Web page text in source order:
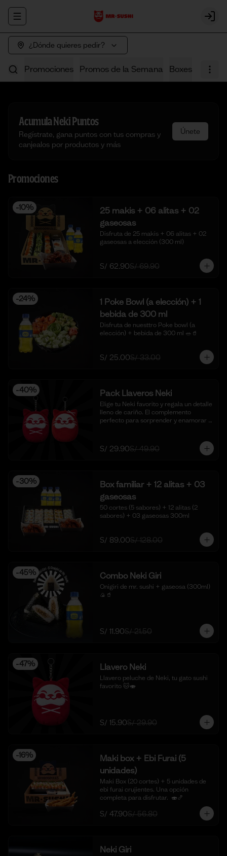
Abrir menu de navegación Login
¿Dónde quieres pedir?
Promociones Promos de la Semana Boxes Poke
AcumulaNeki Puntos
Regístrate, gana puntos con tus compras y
canjealos por productos y más
Únete
Promociones
-10%
25 makis + 06 alitas + 02
gaseosas
Disfruta de 25 makis + 06 alitas + 02
gaseosas a elección (300 ml)
S/ 62.90S/ 69.90
-24%
1 Poke Bowl (a elección) + 1
bebida de 300 ml
Disfruta de nuesttro Poke bowl (a
elección) + bebida de 300 ml 🥗🥤
S/ 25.00S/ 33.00
-40% Pack Llaveros Neki
Elige tu Neki favorito y regala un detalle
lleno de cariño. El complemento
perfecto para sorprender y enamorar
S/ 29.90S/ 49.90
-30%
Box familiar + 12 alitas + 03
gaseosas
50 cortes (5 sabores) + 12 alitas (2
sabores) + 03 gaseosas 300ml
S/ 89.00S/ 128.00
-45% Combo Neki Giri
Onigiri de mr. sushi + gaseosa (300ml)
🍙🥤
S/ 11.90S/ 21.50
-47% Llavero Neki
Llavero peluche de Neki, tu gato sushi
favorito 🐱🍣
S/ 15.90S/ 29.90
-16%
Maki box + Ebi Furai (5
unidades)
Maki Box (20 cortes) + 5 unidades de
ebi furai crujientes. Una opción
completa para disfrutar.  🍣🍤
S/ 47.90S/ 56.80
Neki Giri